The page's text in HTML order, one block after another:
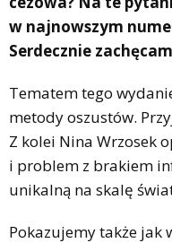
w najnowszym
Serdecznie
Tematem tego
metody oszustów.
Z kolei Nina Wrzosek
i problem z brakiem
unikalną na skalę
Pokazujemy także jak